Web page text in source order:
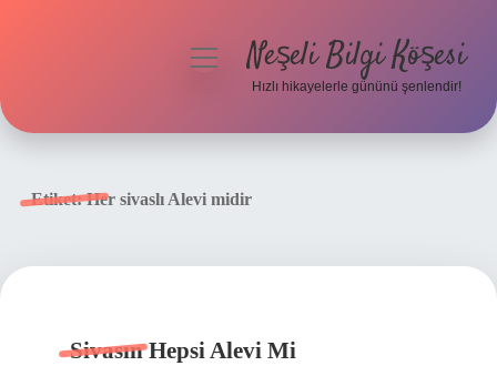
menüyüNeşeli Bilgi Köşesi
Hızlı hikayelerle gününü şenlendir!
Etiket:Her sivaslı Alevi midir
Sivasın Hepsi Alevi Mi